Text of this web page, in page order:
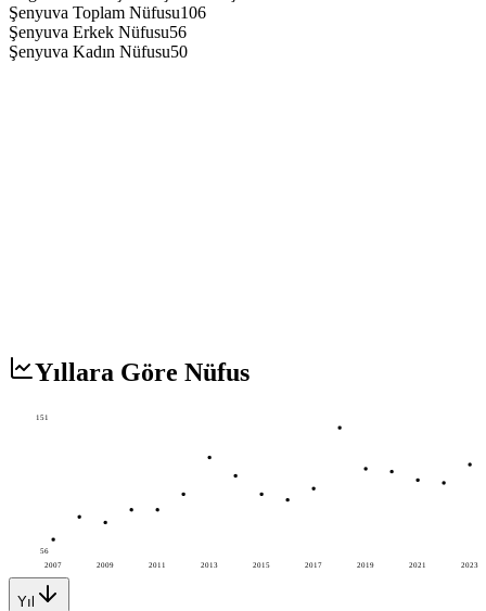
Şenyuva Toplam Nüfusu106
Şenyuva Erkek Nüfusu56
Şenyuva Kadın Nüfusu50
Yıllara Göre Nüfus
2007 2009 2011 2013 2015 2017 2019 2021 2023
151
56
Yıl